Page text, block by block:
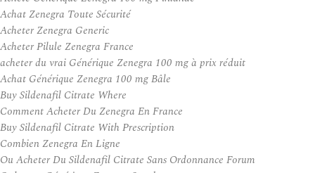
Achat Zenegra Toute Sécurité
Acheter Zenegra Generic
Acheter Pilule Zenegra France
acheter du vrai Générique Zenegra 100 mg à prix réduit
Achat Générique Zenegra 100 mg Bâle
Buy Sildenafil Citrate Where
Comment Acheter Du Zenegra En France
Buy Sildenafil Citrate With Prescription
Combien Zenegra En Ligne
Ou Acheter Du Sildenafil Citrate Sans Ordonnance Forum